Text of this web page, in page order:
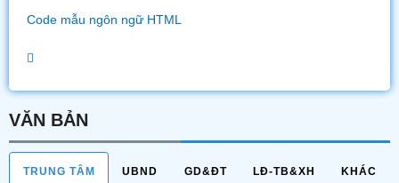
Code mẫu ngôn ngữ HTML
VĂN BẢN
TRUNG TÂM UBND GD&ĐT LĐ-TB&XH KHÁC